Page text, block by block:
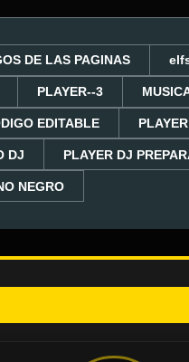
DE LAS PAGINAS
PLAYER--3
EDITABLE
DJ PLAYER DJ
NEGRO